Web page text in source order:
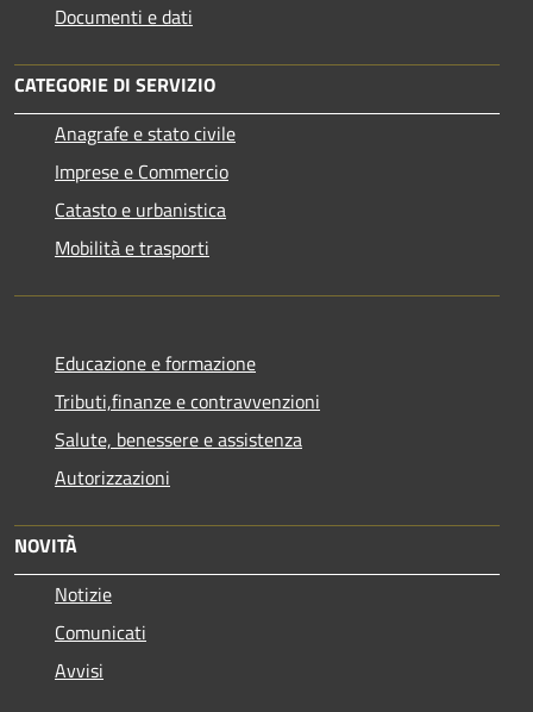
Documenti e dati
CATEGORIE DI SERVIZIO
Anagrafe e stato civile
Imprese e Commercio
Catasto e urbanistica
Mobilità e trasporti
Educazione e formazione
Tributi,finanze e contravvenzioni
Salute, benessere e assistenza
Autorizzazioni
NOVITÀ
Notizie
Comunicati
Avvisi